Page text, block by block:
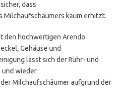
dass
Milchaufschäumers kaum erhitzt.
den hochwertigen Arendo
Gehäuse und
lässt sich der Rühr- und
wieder
Milchaufschäumer aufgrund der